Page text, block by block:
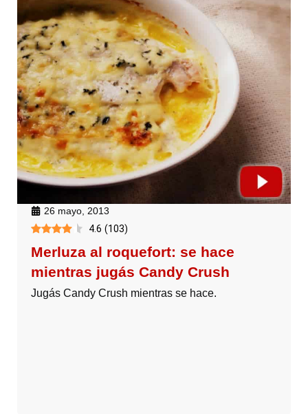
26 mayo, 2013
4.6 (103)
Merluza al roquefort: se hace
mientras jugás Candy Crush
Jugás Candy Crush mientras se hace.